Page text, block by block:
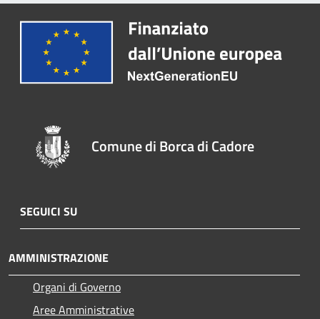
Comune di Borca di Cadore
SEGUICI SU
AMMINISTRAZIONE
Organi di Governo
Aree Amministrative